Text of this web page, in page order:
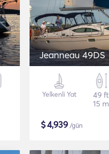
Jeanneau 49DS
Yelkenli Yat
49 ft
15 m
$4,939/gün